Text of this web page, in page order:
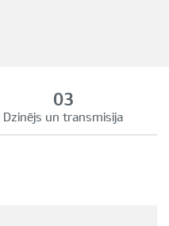
Dzinējs un transmisija